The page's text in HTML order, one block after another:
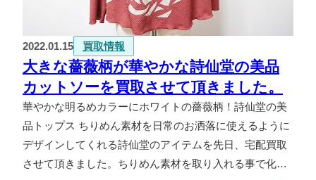
2022.01.15 買取情報
大きな薔薇柄が華やかな詩仙堂の美品
カットソーを買取させて頂きました。
華やかな明るめカラーにホワイトの薔薇柄！詩仙堂の美
品トップス ちりめん素材を日常のお洒落に使えるように
デザインしてくれる詩仙堂のアイテムを先日、宅配買取
させて頂きました。ちりめん素材を取り入れる事で化…